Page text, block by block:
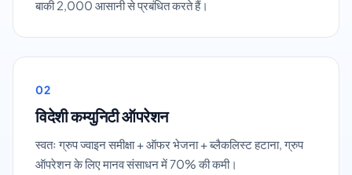
बाकी 2,000 आसानी से प्रबंधित करते हैं।
02
विदेशी कम्युनिटी ऑपरेशन
स्वतः ग्रुप ज्वाइन समीक्षा + ऑफर भेजना + ब्लैकलिस्ट हटाना, ग्रुप
ऑपरेशन के लिए मानव संसाधन में 70% की कमी।